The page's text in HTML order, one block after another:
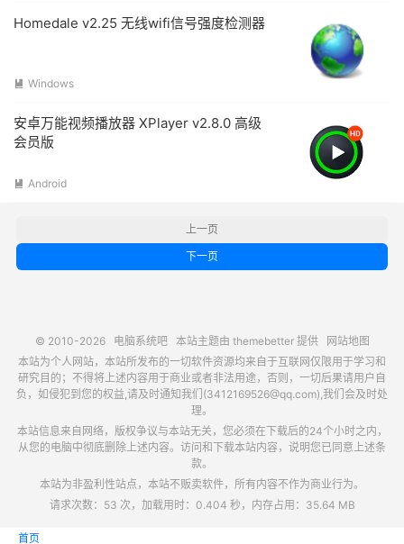
Homedale v2.25 无线wifi信号强度检测器
 Windows
安卓万能视频播放器 XPlayer v2.8.0 高级
会员版
 Android
上一页
下一页
© 2010-2026 电脑系统吧本站主题由 themebetter提供
网站地图
本站为个人网站，本站所发布的一切软件资源均来自于互联网仅限用于学习和
研究目的；不得将上述内容用于商业或者非法用途，否则，一切后果请用户自
负，如侵犯到您的权益,请及时通知我们(3412169526@qq.com),我们会及时处
理。
本站信息来自网络，版权争议与本站无关，您必须在下载后的24个小时之内，
从您的电脑中彻底删除上述内容。访问和下载本站内容，说明您已同意上述条
款。
本站为非盈利性站点，本站不贩卖软件，所有内容不作为商业行为。
请求次数：53 次，加载用时：0.404 秒，内存占用：35.64 MB
首页